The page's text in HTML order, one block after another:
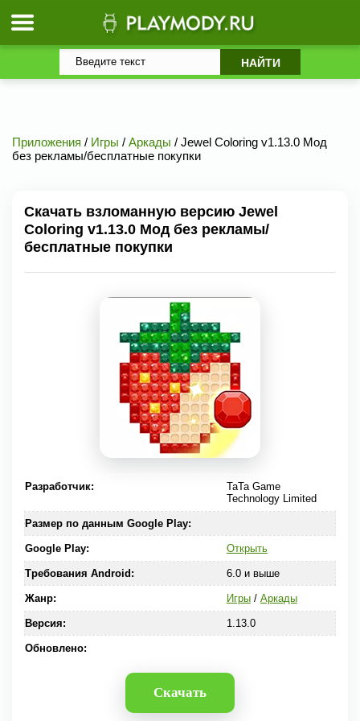
Приложения / Игры / Аркады / Jewel Coloring v1.13.0 Мод
без рекламы/бесплатные покупки
Скачать взломанную версию Jewel
Coloring v1.13.0 Мод без рекламы/
бесплатные покупки
Разработчик:
TaTa Game
Technology Limited
Размер по данным Google Play:
Google Play: Открыть
Требования Android: 6.0 и выше
Жанр: Игры/ Аркады
Версия: 1.13.0
Обновлено:
Скачать